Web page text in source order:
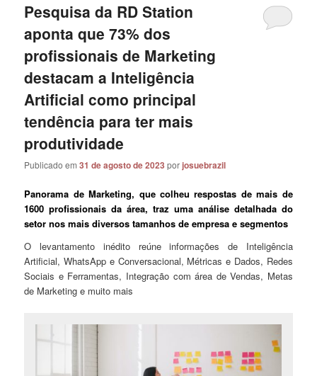
Pesquisa da RD Station
aponta que 73% dos
profissionais de Marketing
destacam a Inteligência
Artificial como principal
tendência para ter mais
produtividade
Publicado em31 de agosto de 2023 porjosuebrazil
Panorama de Marketing, que colheu respostas de mais de
1600 profissionais da área, traz uma análise detalhada do
setor nos mais diversos tamanhos de empresa e segmentos
O levantamento inédito reúne informações de Inteligência
Artificial, WhatsApp e Conversacional, Métricas e Dados, Redes
Sociais e Ferramentas, Integração com área de Vendas, Metas
de Marketing e muito mais